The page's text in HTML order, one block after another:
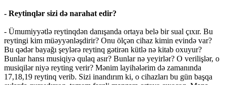
- Reytinqlər sizi də narahat edir?
- Ümumiyyətlə reytinqdən danışanda ortaya belə bir sual çıxır. Bu
reytingi kim müəyyənləşdirir? Onu ölçən cihaz kimin evində var?
Bu qədər bayağı şeylərə reytinq gətirən kütlə nə kitab oxuyur?
Bunlar hansı musiqiyə qulaq asır? Bunlar nə yeyirlər? O verilişlər, o
musiqilər niyə reyting verir? Mənim layihələrim də zamanında
17,18,19 reytinq verib. Sizi inandırım ki, o cihazları bu gün başqa